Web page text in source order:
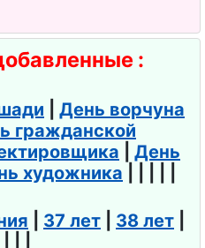
:
День ворчуна
гражданской
День
художника
37 лет 38 лет